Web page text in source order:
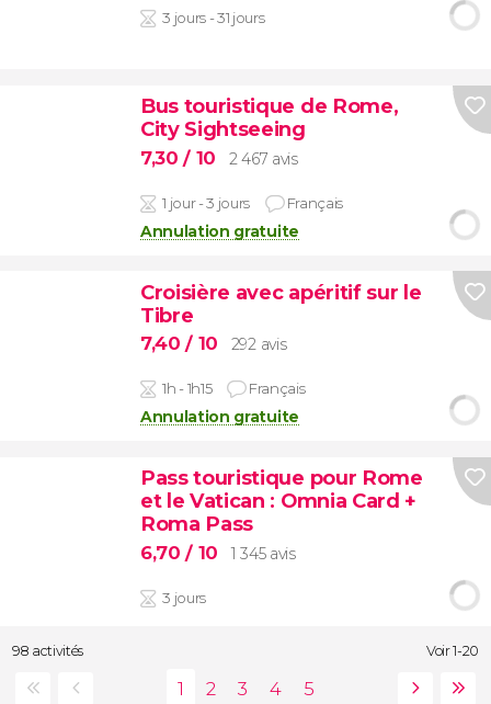
3 jours - 31 jours
Bus touristique de Rome,
City Sightseeing
7,30/ 10 2 467 avis
1 jour - 3 jours Français
Annulation gratuite
Croisière avec apéritif sur le
Tibre
7,40/ 10 292 avis
1h - 1h15 Français
Annulation gratuite
Pass touristique pour Rome
et le Vatican : Omnia Card +
Roma Pass
6,70/ 10 1 345 avis
3 jours
98 activités Voir 1-20